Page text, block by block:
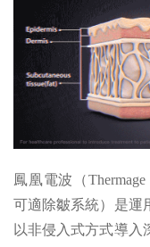
鳳凰電波（
可適除皺系統）是運
以非侵入式方式導入